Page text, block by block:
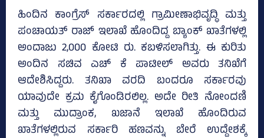
ಹಿಂದಿನ ಕಾಂಗ್ರೆಸ್‌ ಸರ್ಕಾರದಲ್ಲಿ ಗ್ರಾಮೀಣಾಭಿವೃದ್ಧಿ ಮತ್ತು
ಪಂಚಾಯತ್‌ ರಾಜ್‌ ಇಲಾಖೆ ಹೊಂದಿದ್ದ ಬ್ಯಾಂಕ್‌ ಖಾತೆಗಳಲ್ಲಿ
ಅಂದಾಜು 2,000 ಕೋಟಿ ರು. ಕಬಳಿಸಲಾಗಿತ್ತು. ಈ ಕುರಿತು
ಅಂದಿನ ಸಚಿವ ಎಚ್‌ ಕೆ ಪಾಟೀಲ್‌ ಅವರು ತನಿಖೆಗೆ
ಆದೇಶಿಸಿದ್ದರು. ತನಿಖಾ ವರದಿ ಬಂದರೂ ಸರ್ಕಾರವು
ಯಾವುದೇ ಕ್ರಮ ಕೈಗೊಂಡಿರಲಿಲ್ಲ. ಅದೇ ರೀತಿ ನೋಂದಣಿ
ಮತ್ತು ಮುದ್ರಾಂಕ, ಖಜಾನೆ ಇಲಾಖೆ ಹೊಂದಿರುವ
ಖಾತೆಗಳಲ್ಲಿರುವ ಸರ್ಕಾರಿ ಹಣವನ್ನು ಬೇರೆ ಉದ್ದೇಶಕ್ಕೆ